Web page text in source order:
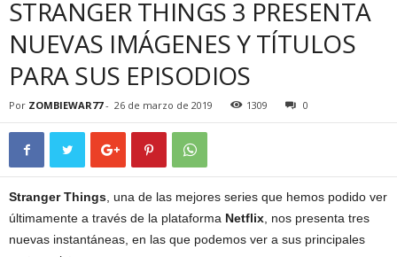
STRANGER THINGS 3 PRESENTA
NUEVAS IMÁGENES Y TÍTULOS
PARA SUS EPISODIOS
Por ZOMBIEWAR77- 26 de marzo de 2019 1309 0
Stranger Things , una de las mejores series que hemos podido ver
últimamente a través de la plataforma Netflix , nos presenta tres
nuevas instantáneas, en las que podemos ver a sus principales